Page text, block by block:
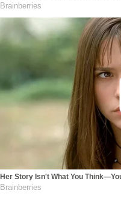
Brainberries
Her Story Isn't What You
Brainberries